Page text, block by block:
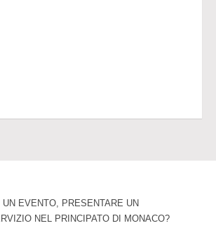
EVENTO, PRESENTARE UN
NEL PRINCIPATO DI MONACO?